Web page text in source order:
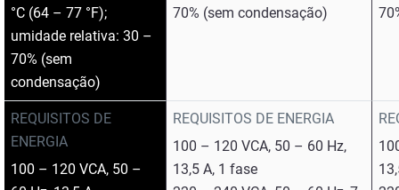
°C (64 – 77 °F);
umidade relativa: 30 –
70% (sem
condensação)
REQUISITOS DE
ENERGIA
100 – 120 VCA, 50 –
70% (sem condensação)
REQUISITOS DE ENERGIA
100 – 120 VCA, 50 – 60 Hz,
13,5 A, 1 fase